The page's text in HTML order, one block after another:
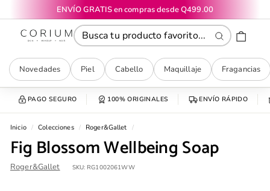
directamente
contenido
diapositivas
pausa
ENVÍO GRATIS en compras desde Q499.00
CORIUM
Buscar
Novedades
Piel Cabello Maquillaje Fragancias
PAGO SEGURO 100% ORIGINALES ENVÍO RÁPIDO
Inicio / Colecciones / Roger&Gallet /
Fig Blossom Wellbeing Soap
Roger&Gallet SKU: RG1002061WW